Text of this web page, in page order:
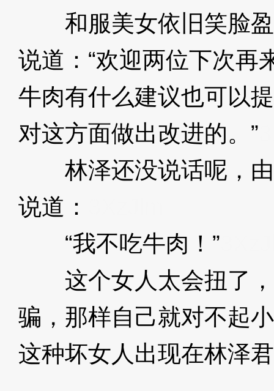
和服美女依旧笑脸盈
说道：“欢迎两位下次再
牛肉有什么建议也可以
对这方面做出改进的。”
林泽还没说话呢，由
说道：
“我不吃牛肉！”
这个女人太会扭了，
骗，那样自己就对不起
这种坏女人出现在林泽